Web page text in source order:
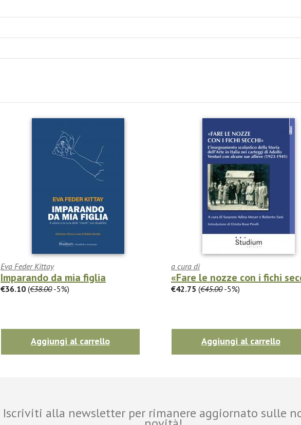
Eva Feder Kittay
Imparando da mia figlia
€36.10 (€38.00-5%)
Aggiungi al carrello
a cura di
«Fare le nozze con i fichi
€42.75 (€45.00-5%)
Aggiungi al carrello
Iscriviti alla newsletter per rimanere aggiornato sulle